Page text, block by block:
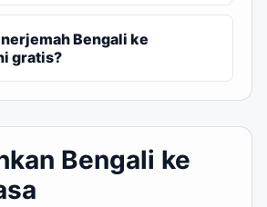
Bengali ke
gratis?
Bengali ke